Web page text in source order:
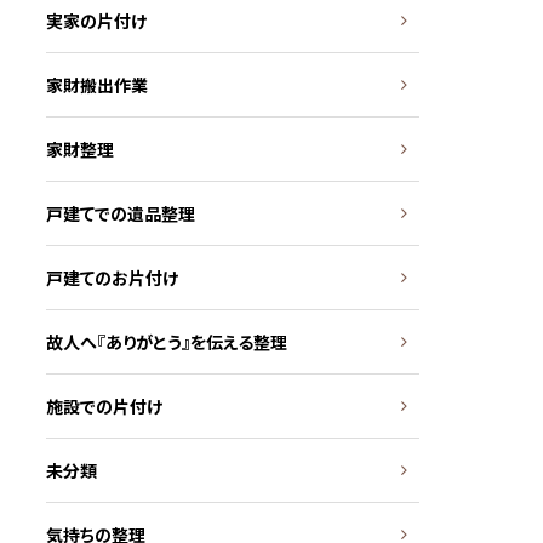
実家の片付け
家財搬出作業
家財整理
戸建てでの遺品整理
戸建てのお片付け
故人へ『ありがとう』を伝える整理
施設での片付け
未分類
気持ちの整理